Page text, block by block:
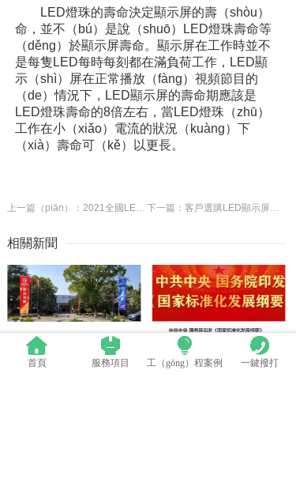
LED燈珠的壽命決定顯示屏的壽（shòu）
命，並不（bú）是說（shuō）LED燈珠壽命等
（děng）於顯示屏壽命。顯示屏在工作時並不
是每隻LED每時每刻都在滿負荷工作，LED顯
示（shì）屏在正常播放（fàng）視頻節目的
（de）情況下，LED顯示屏的壽命期應該是
LED燈珠壽命的8倍左右，當LED燈珠（zhū）
工作在小（xiǎo）電流的狀況（kuàng）下
（xià）壽命可（kě）以更長。
上一篇（piān）：2021全國LED顯示行業精品巡展燃情收官 下一篇：客戶選購LED顯示屏四大誤區（qū）
相關新聞
群英薈萃 共聚上海丨全（quán）國LED精品（pǐn）巡展攜手共謀行業發展（zhǎn）大計 中國LED顯示應用行業標準情況一覽
首頁 服務項目 工（gōng）程案例 一鍵撥打